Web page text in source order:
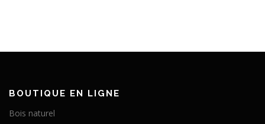
BOUTIQUE EN LIGNE
Bois naturel